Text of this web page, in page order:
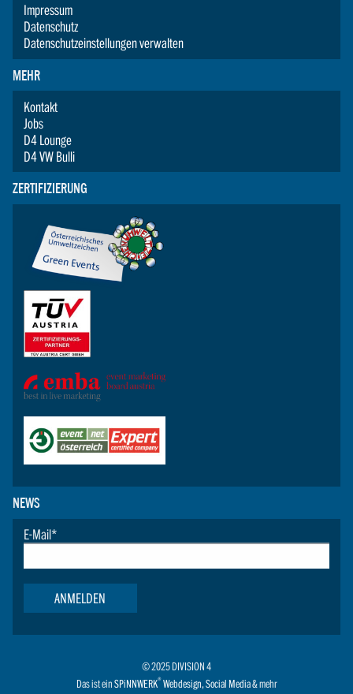
Impressum
Datenschutz
Datenschutzeinstellungen verwalten
MEHR
Kontakt
Jobs
D4 Lounge
D4 VW Bulli
ZERTIFIZIERUNG
NEWS
E-Mail*
ANMELDEN
© 2025 DIVISION 4
Das ist einSPiNNWERK® Webdesign,Social Media& mehr